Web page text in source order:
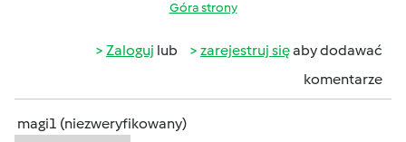
Góra strony
Zaloguj lub zarejestruj sięaby dodawać
komentarze
magi1 (niezweryfikowany)